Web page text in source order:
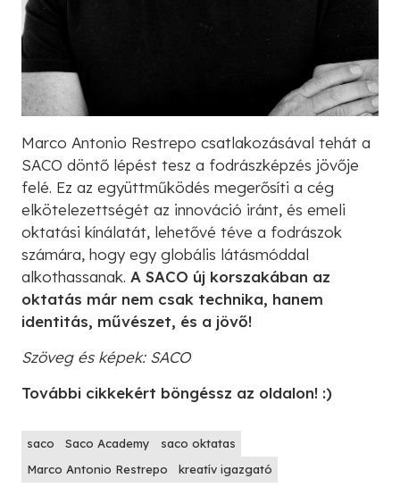
Marco Antonio Restrepo csatlakozásával tehát a
SACO döntő lépést tesz a fodrászképzés jövője
felé. Ez az együttműködés megerősíti a cég
elkötelezettségét az innováció iránt, és emeli
oktatási kínálatát, lehetővé téve a fodrászok
számára, hogy egy globális látásmóddal
alkothassanak. A SACO új korszakában az
oktatás már nem csak technika, hanem
identitás, művészet, és a jövő!
Szöveg és képek: SACO
További cikkekért böngéssz az oldalon! :)
saco Saco Academy
saco oktatas
Marco Antonio Restrepo
kreatív igazgató